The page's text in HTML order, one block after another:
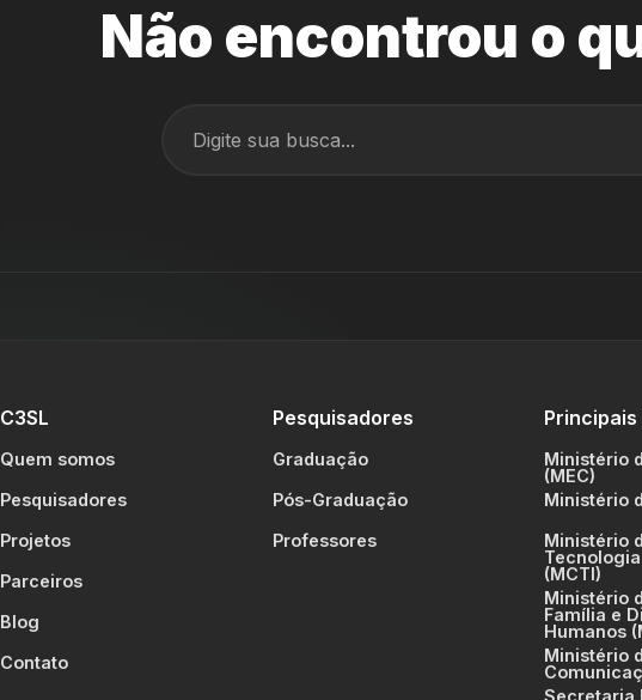
Não encontrou o
C3SL
Quem somos
Pesquisadores
Projetos
Parceiros
Blog
Contato
Pesquisadores
Graduação
Pós-Graduação
Professores
Ministério
(MEC)
Ministério
Ministério
(MCTI)
Ministério
Família e
Humanos
Ministério
Secretaria